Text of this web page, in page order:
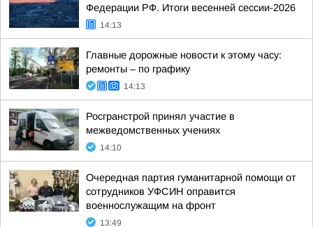
Федерации РФ. Итоги весенней сессии-2026
14:13
Главные дорожные новости к этому часу:
ремонты – по графику
14:13
Росгранстрой принял участие в
межведомственных учениях
14:10
Очередная партия гуманитарной помощи от
сотрудников УФСИН оправится
военнослужащим на фронт
13:49